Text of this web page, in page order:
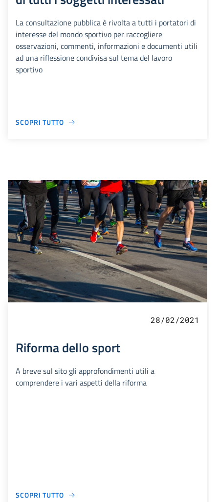
La consultazione pubblica è rivolta a tutti i portatori di
interesse del mondo sportivo per raccogliere
osservazioni, commenti, informazioni e documenti utili
ad una riflessione condivisa sul tema del lavoro
sportivo
SCOPRI TUTTO
28/02/2021
Riforma dello sport
A breve sul sito gli approfondimenti utili a
comprendere i vari aspetti della riforma
SCOPRI TUTTO